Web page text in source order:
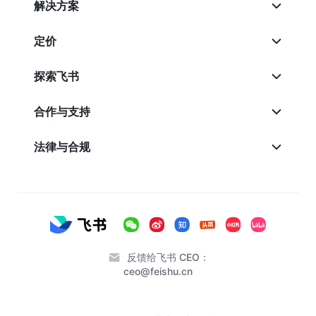
解决方案
定价
探索飞书
合作与支持
法律与合规
反馈给飞书 CEO：
ceo@feishu.cn